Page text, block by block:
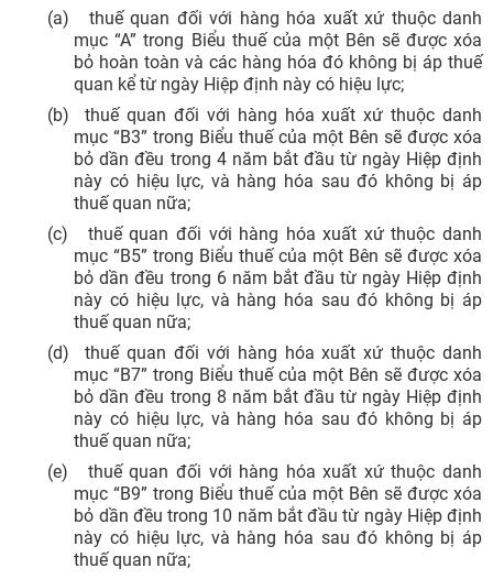
(a)
thuế quan đối với hàng hóa xuất xứ thuộc danh
mục “A” trong Biểu thuế của một Bên sẽ được xóa
bỏ hoàn toàn và các hàng hóa đó không bị áp thuế
quan kể từ ngày Hiệp định này có hiệu lực;
(b)
thuế quan đối với hàng hóa xuất xứ thuộc danh
mục “B3” trong Biểu thuế của một Bên sẽ được xóa
bỏ dần đều trong 4 năm bắt đầu từ ngày Hiệp định
này có hiệu lực, và hàng hóa sau đó không bị áp
thuế quan nữa;
(c)
thuế quan đối với hàng hóa xuất xứ thuộc danh
mục “B5” trong Biểu thuế của một Bên sẽ được xóa
bỏ dần đều trong 6 năm bắt đầu từ ngày Hiệp định
này có hiệu lực, và hàng hóa sau đó không bị áp
thuế quan nữa;
(d)
thuế quan đối với hàng hóa xuất xứ thuộc danh
mục “B7” trong Biểu thuế của một Bên sẽ được xóa
bỏ dần đều trong 8 năm bắt đầu từ ngày Hiệp định
này có hiệu lực, và hàng hóa sau đó không bị áp
thuế quan nữa;
(e)
thuế quan đối với hàng hóa xuất xứ thuộc danh
mục “B9” trong Biểu thuế của một Bên sẽ được xóa
bỏ dần đều trong 10 năm bắt đầu từ ngày Hiệp định
này có hiệu lực, và hàng hóa sau đó không bị áp
thuế quan nữa;